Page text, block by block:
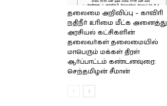
தலைமை அறிவிப்பு – காவிரி
நதிநீர் உரிமை மீட்க அனைத்து
அரசியல் கட்சிகளின்
தலைவர்கள் தலைமையில்
மாபெரும் மக்கள் திரள்
ஆர்ப்பாட்டம் கண்டனவுரை:
செந்தமிழன் சீமான்